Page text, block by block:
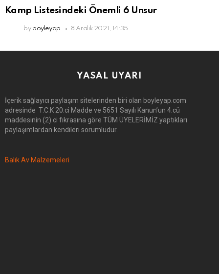
Kamp Listesindeki Önemli 6 Unsur
by boyleyap 8 Aralık 2021, 14:35
YASAL UYARI
İçerik sağlayıcı paylaşım sitelerinden biri olan boyleyap.com
adresinde T.C.K 20.ci Madde ve 5651 Sayılı Kanun’un 4.cü
maddesinin (2).ci fıkrasına göre TÜM ÜYELERİMİZ yaptıkları
paylaşımlardan kendileri sorumludur.
Balık Av Malzemeleri